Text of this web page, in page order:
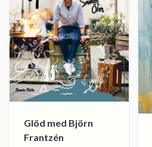
Glöd med Björn
Frantzén